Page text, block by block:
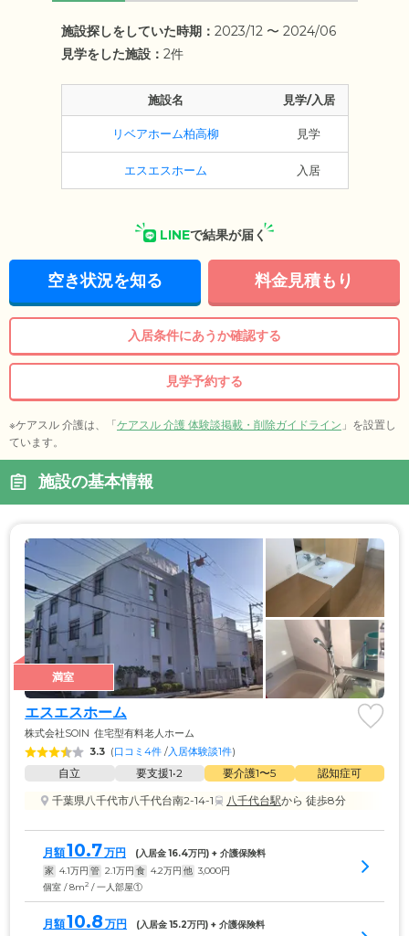
施設探しをしていた時期： 2023/12 〜 2024/06
見学をした施設： 2件
施設名 見学/入居
リベアホーム柏高柳 見学
エスエスホーム 入居
LINEで結果が届く
空き状況を知る 料金見積もり
入居条件にあうか確認する
見学予約する
※ケアスル 介護は、「ケアスル 介護 体験談掲載・削除ガイドライン 」を設置し
ています。
施設の基本情報
満室
エスエスホーム
株式会社SOIN 住宅型有料老人ホーム
3.3 (口コミ4件 /入居体験談1件)
自立 要支援1•2 要介護1〜5
認知症可
千葉県八千代市八千代台南2-14-1
八千代台駅から 徒歩8分
月額10.7万円 (入居金 16.4万円) + 介護保険料
家 4.1万円 管 2.1万円 食 4.2万円 他 3,000円
個室 / 8m2 / 一人部屋①
月額10.8 万円 (入居金 15.2万円) + 介護保険料